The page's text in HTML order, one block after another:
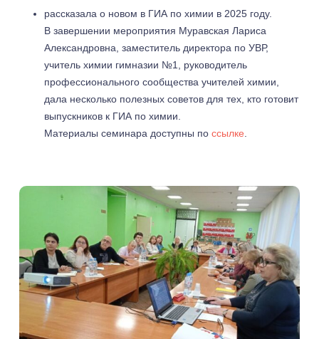
рассказала о новом в ГИА по химии в 2025 году.
В завершении мероприятия Муравская Лариса
Александровна, заместитель директора по УВР,
учитель химии гимназии №1, руководитель
профессионального сообщества учителей химии,
дала несколько полезных советов для тех, кто готовит
выпускников к ГИА по химии.
Материалы семинара доступны по ссылке.